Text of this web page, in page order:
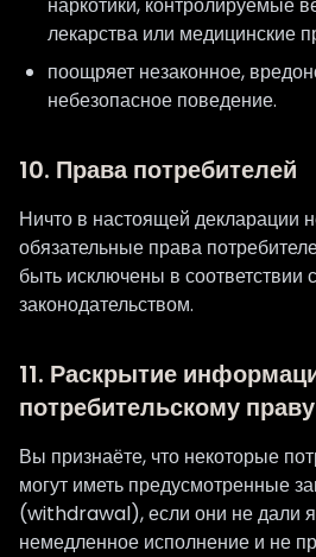
лекарства или медицинские
поощряет незаконное,
небезопасное поведение.
10. Права потребителей
Ничто в настоящей декларации
обязательные права
быть исключены в
законодательством.
11. Раскрытие
потребительскому праву
Вы признаёте, что некоторые
могут иметь предусмотренные
(withdrawal), если они не дали
немедленное исполнение и не